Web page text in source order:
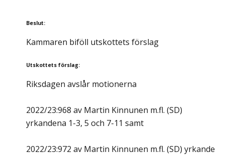
Beslut:
Kammaren biföll utskottets förslag
Utskottets förslag:
Riksdagen avslår motionerna
2022/23:968 av Martin Kinnunen m.fl. (SD)
yrkandena 1-3, 5 och 7-11 samt
2022/23:972 av Martin Kinnunen m.fl. (SD) yrkande